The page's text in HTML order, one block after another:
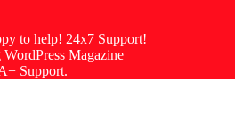
to help! 24x7 Support!
WordPress Magazine
Support.